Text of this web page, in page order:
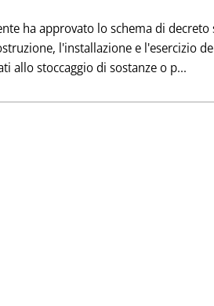
ha approvato lo schema di decreto
l'installazione e l'esercizio
allo stoccaggio di sostanze o p...